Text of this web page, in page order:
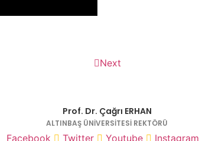
Next
Prof. Dr. Çağrı ERHAN
ALTINBAŞ ÜNİVERSİTESİ REKTÖRÜ
Facebook Twitter Youtube Instagram